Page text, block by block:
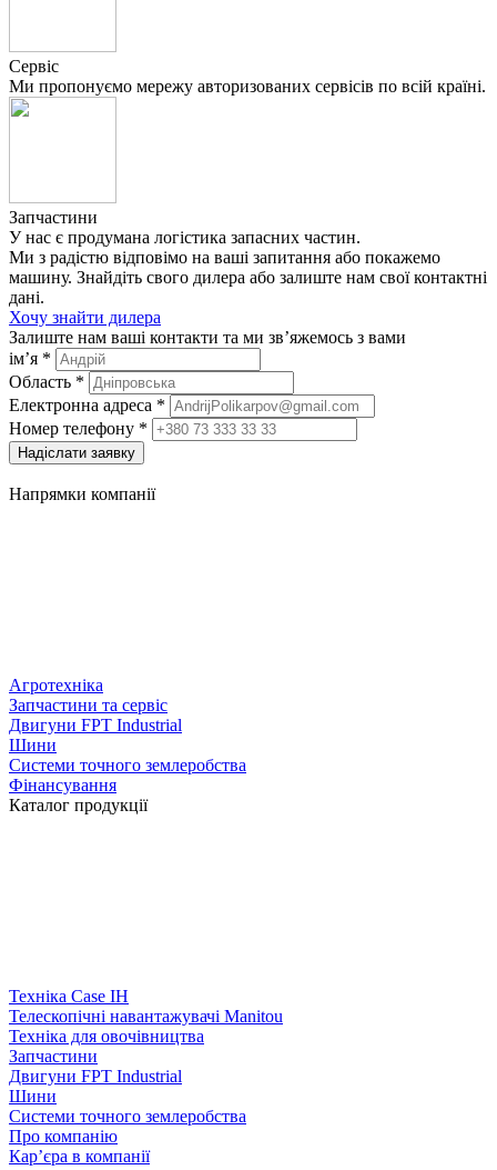
Сервіс
Ми пропонуємо мережу авторизованих сервісів по всій країні.
Запчастини
У нас є продумана логістика запасних частин.
Ми з радістю відповімо на ваші запитання або покажемо
машину. Знайдіть свого дилера або залиште нам свої контактні
дані.
Хочу знайти дилера
Залиште нам ваші контакти та ми зв’яжемось з вами
ім’я *
Область *
Електронна адреса *
Номер телефону *
Надіслати заявку
Напрямки компанії
Агротехніка
Запчастини та сервіс
Двигуни FPT Industrial
Шини
Системи точного землеробства
Фінансування
Каталог продукції
Техніка Case IH
Телескопічні навантажувачі Manitou
Техніка для овочівництва
Запчастини
Двигуни FPT Industrial
Шини
Системи точного землеробства
Про компанію
Кар’єра в компанії